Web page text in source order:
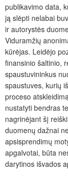
publikavimo data,
ją slėpti nelabai
ir autorystės
Viduramžių
kūrėjas. Leidėjo
finansinio šaltinio,
spaustuvininkus
spaustuves, kurių
proceso
nustatyti bendras
nagrinėjant šį
duomenų dažnai
apsisprendimų
apgalvotai, būta
darytinos išvados